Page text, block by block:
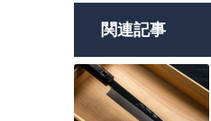
関連記事